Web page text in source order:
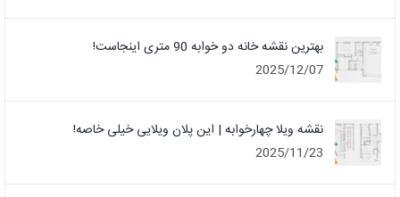
بهترین نقشه خانه دو خوابه 90 متری اینجاست!
2025/12/07
نقشه ویلا چهارخوابه | این پلان ویلایی خیلی خاصه!
2025/11/23